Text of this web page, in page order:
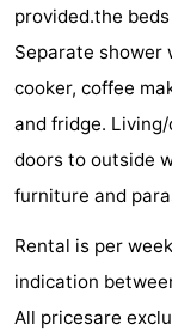
Kustlicht
-
Strandcamping
-
Bos
en
Last
minutes
Plages
provided.the
Separate shower
cooker, coffee
and fridge.
doors to outside
furniture and
Rental is per
indication
All pricesare